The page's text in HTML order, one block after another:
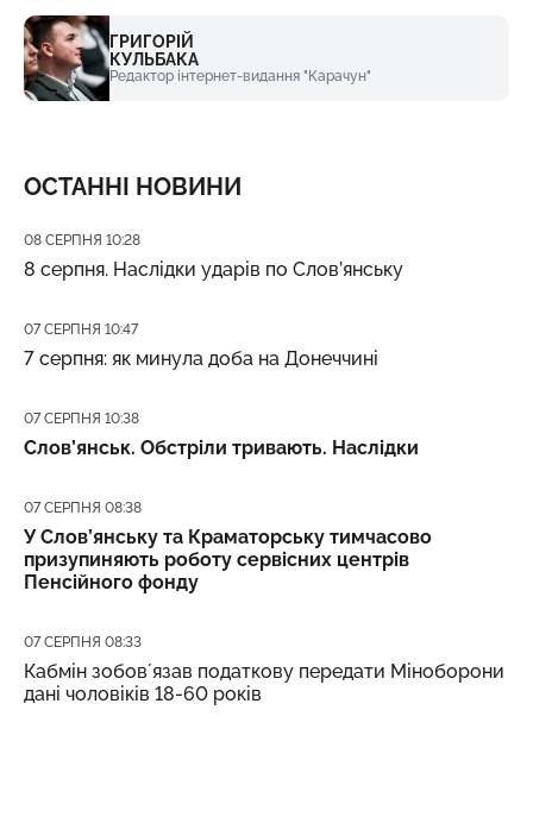
ГРИГОРІЙ
КУЛЬБАКА
Редактор інтернет-видання "Карачун"
ОСТАННІ НОВИНИ
Дата публікації
08 СЕРПНЯ 10:28
8 серпня. Наслідки ударів по Слов’янську
Дата публікації
07 СЕРПНЯ 10:47
7 серпня: як минула доба на Донеччині
Дата публікації
07 СЕРПНЯ 10:38
Слов’янськ. Обстріли тривають. Наслідки
Дата публікації
07 СЕРПНЯ 08:38
У Слов’янську та Краматорську тимчасово
призупиняють роботу сервісних центрів
Пенсійного фонду
Дата публікації
07 СЕРПНЯ 08:33
Кабмін зобовʼязав податкову передати Міноборони
дані чоловіків 18-60 років